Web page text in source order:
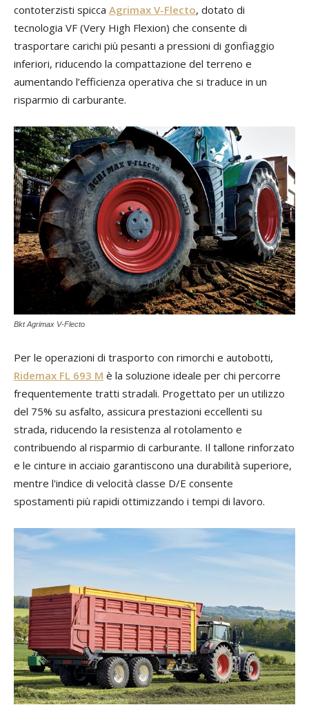
contoterzisti spicca Agrimax V-Flecto, dotato di
tecnologia VF (Very High Flexion) che consente di
trasportare carichi più pesanti a pressioni di gonfiaggio
inferiori, riducendo la compattazione del terreno e
aumentando l’efficienza operativa che si traduce in un
risparmio di carburante.
Bkt Agrimax V-Flecto
Per le operazioni di trasporto con rimorchi e autobotti,
Ridemax FL 693 M è la soluzione ideale per chi percorre
frequentemente tratti stradali. Progettato per un utilizzo
del 75% su asfalto, assicura prestazioni eccellenti su
strada, riducendo la resistenza al rotolamento e
contribuendo al risparmio di carburante. Il tallone rinforzato
e le cinture in acciaio garantiscono una durabilità superiore,
mentre l'indice di velocità classe D/E consente
spostamenti più rapidi ottimizzando i tempi di lavoro.